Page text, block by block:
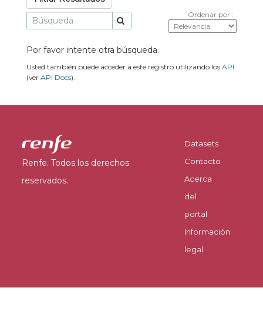
Ordenar por
Por favor intente otra búsqueda.
Usted también puede acceder a este registro utilizando los API
(ver API Docs).
Renfe. Todos los derechos
reservados.
Datasets
Contacto
Acerca
del
portal
Información
legal